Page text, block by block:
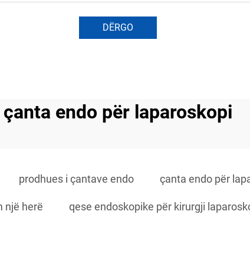
DËRGO
çanta endo për laparoskopi
prodhues i çantave endo çanta endo për
një herë qese endoskopike për kirurgji